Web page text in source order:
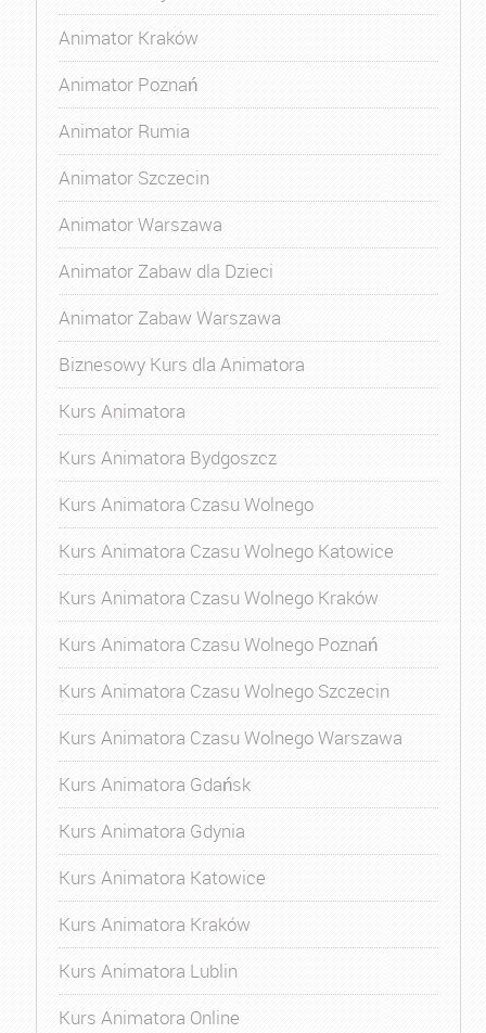
Animator Kraków
Animator Poznań
Animator Rumia
Animator Szczecin
Animator Warszawa
Animator Zabaw dla Dzieci
Animator Zabaw Warszawa
Biznesowy Kurs dla Animatora
Kurs Animatora
Kurs Animatora Bydgoszcz
Kurs Animatora Czasu Wolnego
Kurs Animatora Czasu Wolnego Katowice
Kurs Animatora Czasu Wolnego Kraków
Kurs Animatora Czasu Wolnego Poznań
Kurs Animatora Czasu Wolnego Szczecin
Kurs Animatora Czasu Wolnego Warszawa
Kurs Animatora Gdańsk
Kurs Animatora Gdynia
Kurs Animatora Katowice
Kurs Animatora Kraków
Kurs Animatora Lublin
Kurs Animatora Online